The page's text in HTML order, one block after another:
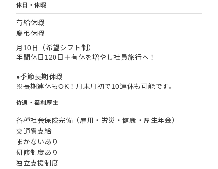
休日・休暇
有給休暇
慶弔休暇
月10日（希望シフト制）
年間休日120日＋有休を増やし社員旅行へ！
●季節長期休暇
※長期連休もOK！月末月初で10連休も可能です。
待遇・福利厚生
各種社会保険完備（雇用・労災・健康・厚生年金）
交通費支給
まかないあり
研修制度あり
独立支援制度